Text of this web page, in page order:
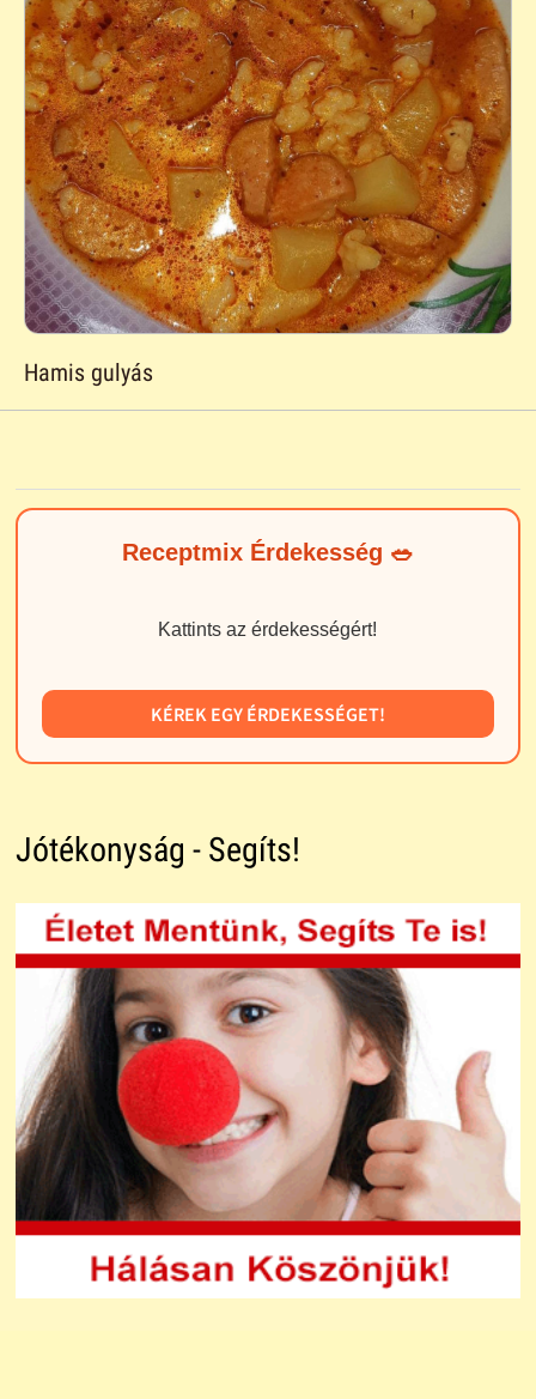
Hamis gulyás
Receptmix Érdekesség 🥗
Kattints az érdekességért!
KÉREK EGY ÉRDEKESSÉGET!
Jótékonyság - Segíts!